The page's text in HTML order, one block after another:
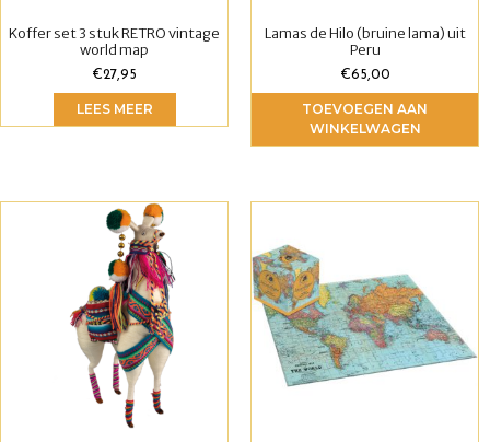
Koffer set 3 stuk RETRO vintage
world map
€27,95
LEES MEER
Lamas de Hilo (bruine lama) uit
Peru
€65,00
TOEVOEGEN AAN
WINKELWAGEN